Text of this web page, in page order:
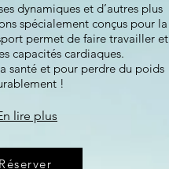
dynamiques et d’autres plus
spécialement conçus pour la
permet de faire travailler et
capacités cardiaques.
santé et pour perdre du poids
!
lire plus
Réserver